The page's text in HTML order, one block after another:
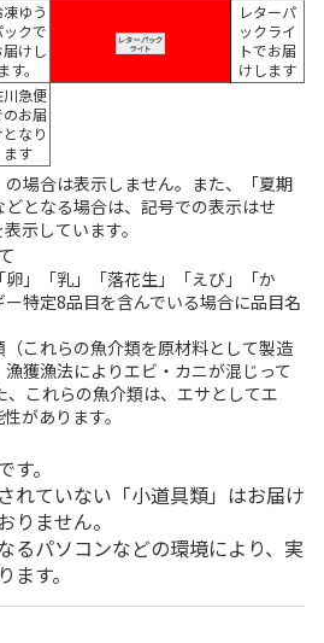
ゆう
ックで
届けし
ます。
レターパ
ックライ
トでお届
けします
川急便
のお届
となり
ます
場合は表示しません。また、「夏期
となる場合は、記号での表示はせ
示しています。
」「乳」「落花生」「えび」「か
特定8品目を含んでいる場合に品目名
これらの魚介類を原材料として製造
獲漁法によりエビ・カニが混じって
、これらの魚介類は、エサとしてエ
があります。
。
れていない「小道具類」はお届け
りません。
るパソコンなどの環境により、実
す。